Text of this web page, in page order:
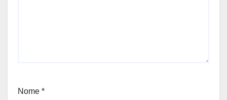
Nome *